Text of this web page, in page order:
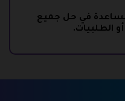
في حل جميع
الطلبيات.